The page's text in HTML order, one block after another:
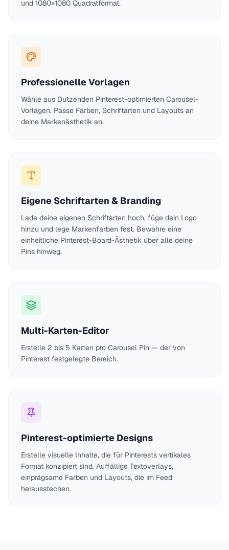
und 1080×1080 Quadratformat.
Professionelle Vorlagen
Wähle aus Dutzenden Pinterest-optimierten Carousel-
Vorlagen. Passe Farben, Schriftarten und Layouts an
deine Markenästhetik an.
Eigene Schriftarten & Branding
Lade deine eigenen Schriftarten hoch, füge dein Logo
hinzu und lege Markenfarben fest. Bewahre eine
einheitliche Pinterest-Board-Ästhetik über alle deine
Pins hinweg.
Multi-Karten-Editor
Erstelle 2 bis 5 Karten pro Carousel Pin — der von
Pinterest festgelegte Bereich.
Pinterest-optimierte Designs
Erstelle visuelle Inhalte, die für Pinterests vertikales
Format konzipiert sind. Auffällige Textoverlays,
einprägsame Farben und Layouts, die im Feed
herausstechen.